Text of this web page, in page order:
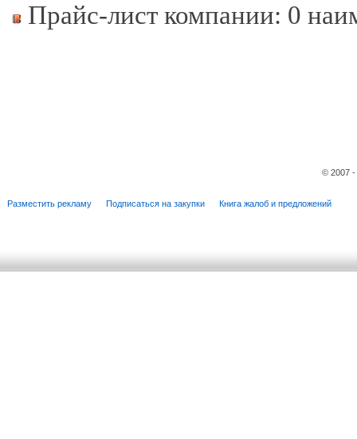
Прайс-лист компании: 0
© 2007
Разместить рекламу Подписаться на закупки Книга жалоб и предложений